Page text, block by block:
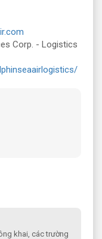
Corp. - Logistics
khai, các trường